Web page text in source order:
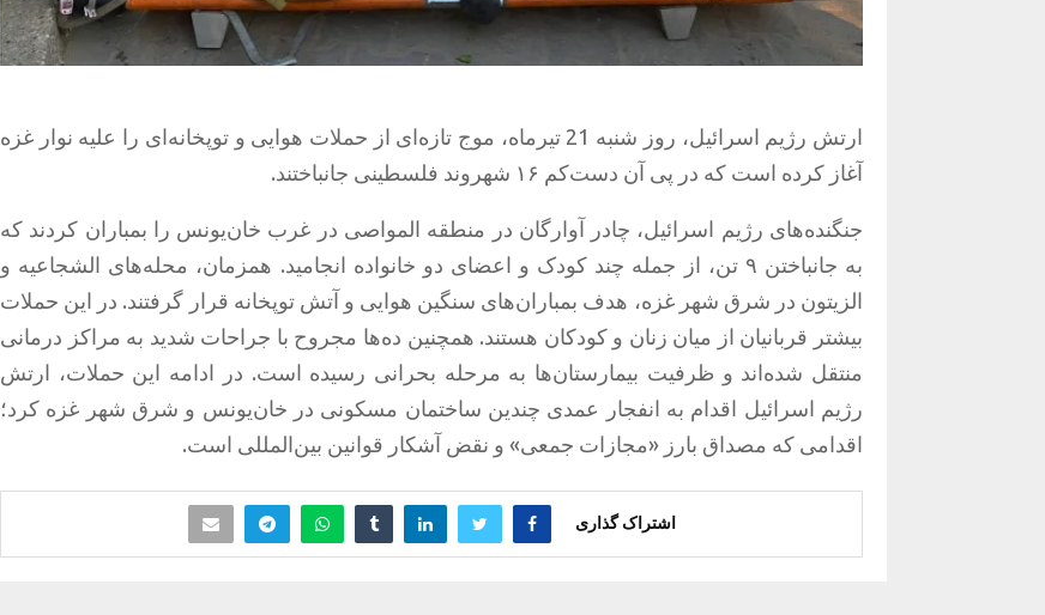
ارتش رژیم اسرائیل، روز شنبه 21 تیرماه، موج تازه‌ای از حملات هوایی و توپخانه‌ای را علیه نوار غزه
آغاز کرده است که در پی آن دست‌کم ۱۶ شهروند فلسطینی جانباختند.
جنگنده‌های رژیم اسرائیل، چادر آوارگان در منطقه المواصی در غرب خان‌یونس را بمباران کردند که
به جانباختن ۹ تن، از جمله چند کودک و اعضای دو خانواده انجامید. همزمان، محله‌های الشجاعیه و
الزیتون در شرق شهر غزه، هدف بمباران‌های سنگین هوایی و آتش توپخانه قرار گرفتند. در این حملات
بیشتر قربانیان از میان زنان و کودکان هستند. همچنین ده‌ها مجروح با جراحات شدید به مراکز درمانی
منتقل شده‌اند و ظرفیت بیمارستان‌ها به مرحله بحرانی رسیده است. در ادامه این حملات، ارتش
رژیم اسرائیل اقدام به انفجار عمدی چندین ساختمان مسکونی در خان‌یونس و شرق شهر غزه کرد؛
اقدامی که مصداق بارز «مجازات جمعی» و نقض آشکار قوانین بین‌المللی است.
اشتراک گذاری